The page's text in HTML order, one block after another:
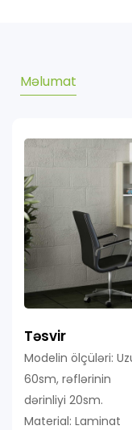
Məlumat
Təsvir
Modelin ölçüləri:
60sm, rəflərinin
dərinliyi 20sm.
Material: Laminat